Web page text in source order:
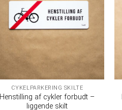
CYKELPARKERING SKILTE
Henstilling af cykler forbudt –
liggende skilt